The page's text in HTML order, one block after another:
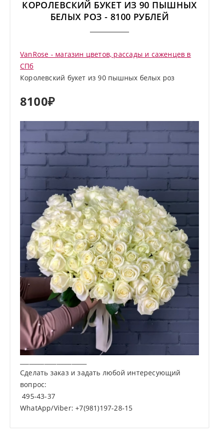
КОРОЛЕВСКИЙ БУКЕТ ИЗ 90 ПЫШНЫХ
БЕЛЫХ РОЗ - 8100 РУБЛЕЙ
VanRose - магазин цветов, рассады и саженцев в
СПб
Королевский букет из 90 пышных белых роз
8100₽
Сделать заказ и задать любой интересующий
вопрос:
495-43-37
WhatApp/Viber: +7(981)197-28-15